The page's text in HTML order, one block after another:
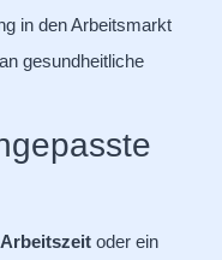
in den Arbeitsmarkt
gesundheitliche
oder ein